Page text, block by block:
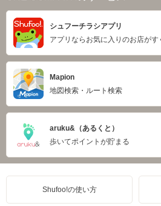
シュフーチラシアプリ
アプリならお気に入りのお店がす
Mapion
地図検索・ルート検索
aruku&（あるくと）
歩いてポイントが貯まる
Shufoo!の使い方